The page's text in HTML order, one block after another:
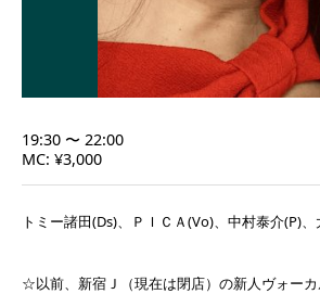
19:30 〜 22:00
MC: ¥3,000
トミー諸田(Ds)、ＰＩＣＡ(Vo)、中村泰介(P)
☆以前、新宿Ｊ（現在は閉店）の新人ヴォー